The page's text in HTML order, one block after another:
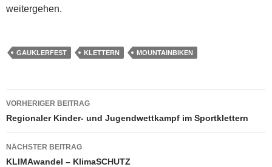
weitergehen.
GAUKLERFEST KLETTERN MOUNTAINBIKEN
Beitragsnavigation
VORHERIGER BEITRAG
Regionaler Kinder- und Jugendwettkampf im Sportklettern
NÄCHSTER BEITRAG
KLIMAwandel – KlimaSCHUTZ